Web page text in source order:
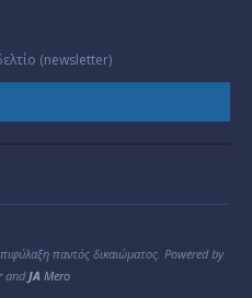
(newsletter)
παντός δικαιώματος. Powered by
andJA Mero